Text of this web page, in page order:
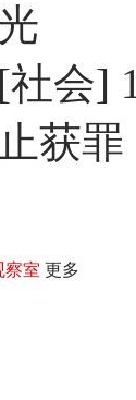
[社会]
止获罪
察室 更多